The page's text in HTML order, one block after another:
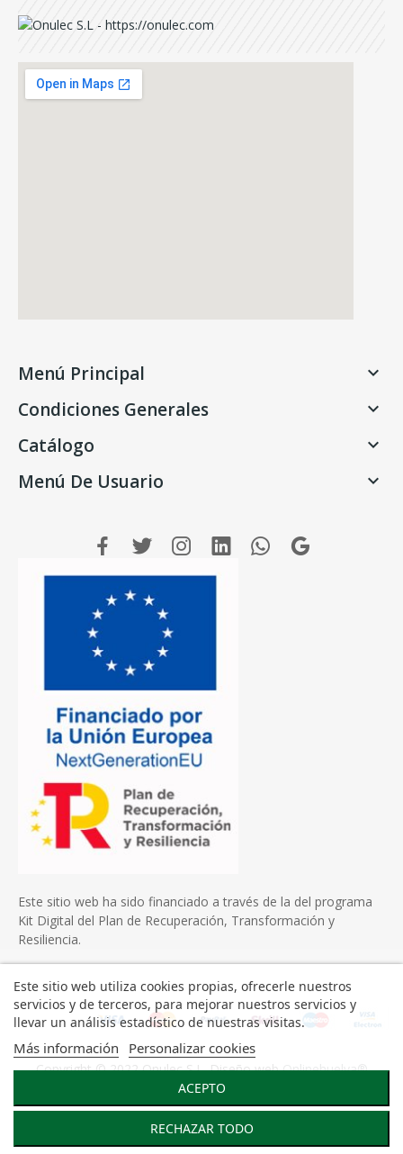
Menú Principal 
Condiciones Generales 
Catálogo 
Menú De Usuario 
Este sitio web ha sido financiado a través de la del programa
Kit Digital del Plan de Recuperación, Transformación y
Resiliencia.
Copyright © 2022 Onulec S.L. Diseño webOnlinehuelva®
Este sitio web utiliza cookies propias, ofrecerle nuestros
servicios y de terceros, para mejorar nuestros servicios y
llevar un análisis estadístico de nuestras visitas.
Más información Personalizar cookies
RECHAZAR TODO
ACEPTO